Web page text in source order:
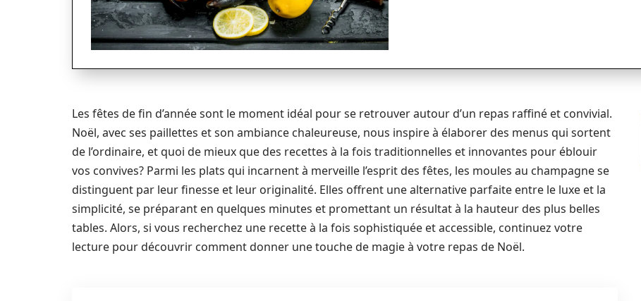
Les fêtes de fin d’année sont le moment idéal pour se retrouver autour d’un repas raffiné et convivial.
Noël, avec ses paillettes et son ambiance chaleureuse, nous inspire à élaborer des menus qui sortent
de l’ordinaire, et quoi de mieux que des recettes à la fois traditionnelles et innovantes pour éblouir
vos convives? Parmi les plats qui incarnent à merveille l’esprit des fêtes, les moules au champagne se
distinguent par leur finesse et leur originalité. Elles offrent une alternative parfaite entre le luxe et la
simplicité, se préparant en quelques minutes et promettant un résultat à la hauteur des plus belles
tables. Alors, si vous recherchez une recette à la fois sophistiquée et accessible, continuez votre
lecture pour découvrir comment donner une touche de magie à votre repas de Noël.